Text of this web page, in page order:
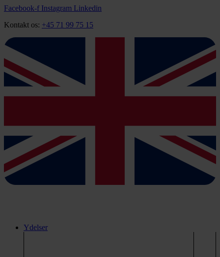
Videre
indhold
Facebook-f Instagram Linkedin
Kontakt os: +45 71 99 75 15
Ydelser